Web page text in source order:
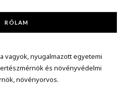
RÓLAM
vagyok, nyugalmazott egyetemi
és növényvédelmi
növényorvos.